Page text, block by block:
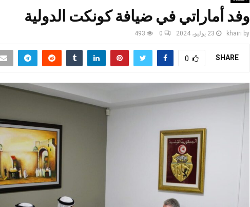
وفد أماراتي في ضيافة كونكت الدولية
by
khairi 23 يوليو، 2024 0
493
SHARE
0